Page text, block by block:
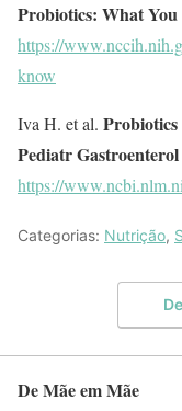
Probiotics: What
https://
know
Iva H. et al.
Pediatr
https://
Categorias: Nutrição,
De Mãe em Mãe